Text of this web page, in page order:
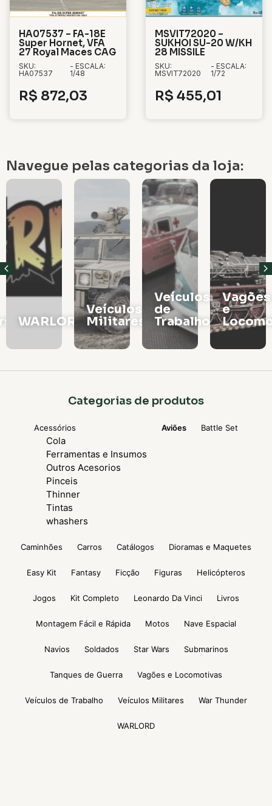
HA07537 – FA-18E
Super Hornet, VFA
27 Royal Maces CAG
SKU:
HA07537
- ESCALA:
1/48
R$ 872,03
MSVIT72020 –
SUKHOI SU-20 W/KH
28 MISSILE
SKU:
MSVIT72020
- ESCALA:
1/72
R$ 455,01
Navegue pelas categorias da loja:
WARLORD
Veículos
Militares
Veículos
de
Trabalho
Vagões
e
Categorias de produtos
Acessórios
Cola
Ferramentas e Insumos
Outros Acesorios
Pinceis
Thinner
Tintas
whashers
Aviões Battle Set
Caminhões Carros Catálogos Dioramas e Maquetes
Easy Kit Fantasy Ficção Figuras Helicópteros
Jogos Kit Completo Leonardo Da Vinci Livros
Montagem Fácil e Rápida Motos Nave Espacial
Navios Soldados Star Wars Submarinos
Tanques de Guerra Vagões e Locomotivas
Veículos de Trabalho Veículos Militares War Thunder
WARLORD